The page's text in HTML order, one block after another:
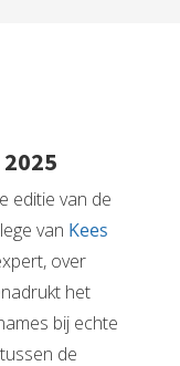
editie van de
van Kees
over
het
bij echte
de